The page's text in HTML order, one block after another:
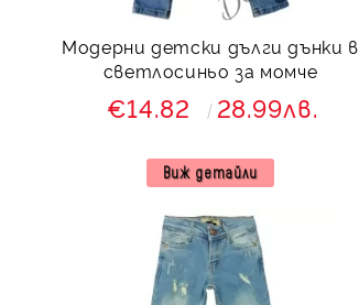
Модерни детски дълги дънки в
светлосиньо за момче
€14.82 28.99лв.
Виж детайли